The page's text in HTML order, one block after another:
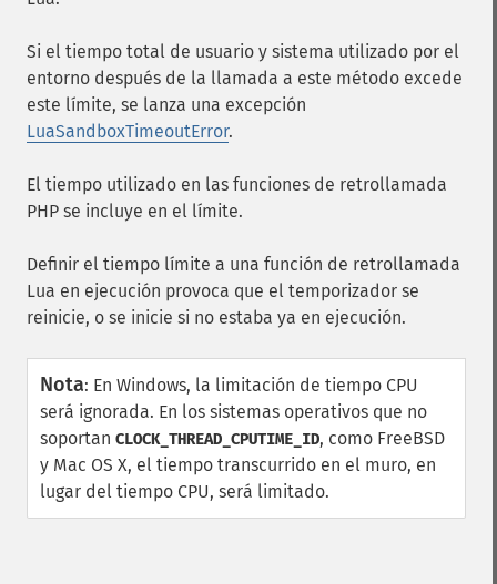
Si el tiempo total de usuario y sistema utilizado por el
entorno después de la llamada a este método excede
este límite, se lanza una excepción
LuaSandboxTimeoutError.
El tiempo utilizado en las funciones de retrollamada
PHP se incluye en el límite.
Definir el tiempo límite a una función de retrollamada
Lua en ejecución provoca que el temporizador se
reinicie, o se inicie si no estaba ya en ejecución.
Nota: En Windows, la limitación de tiempo CPU
será ignorada. En los sistemas operativos que no
soportan CLOCK_THREAD_CPUTIME_ID, como FreeBSD
y Mac OS X, el tiempo transcurrido en el muro, en
lugar del tiempo CPU, será limitado.